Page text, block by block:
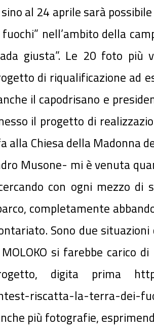
al 24 aprile sarà
nell’ambito della
giusta”. Le 20 foto
di riqualificazione ad
il capodrisano e
il progetto di
Chiesa della Madonna
Musone- mi è venuta
con ogni mezzo di
completamente
Sono due
si farebbe carico
digita prima http://
riscatta-la-terra-dei-
più fotografie,